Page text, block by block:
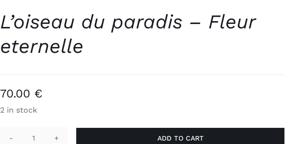
L’oiseau du paradis – Fleur
eternelle
70.00 €
2 in stock
ADD TO CART